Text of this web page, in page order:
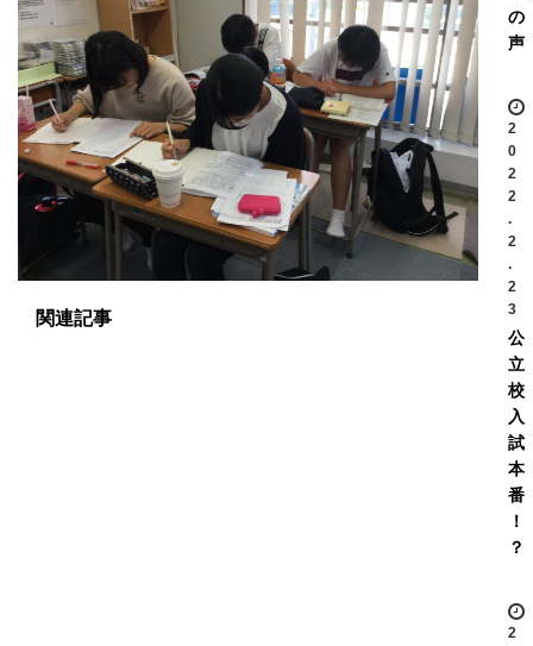
関連記事
の
声
2
0
2
2
.
2
.
2
3
公
立
校
入
試
本
番
！
？
2